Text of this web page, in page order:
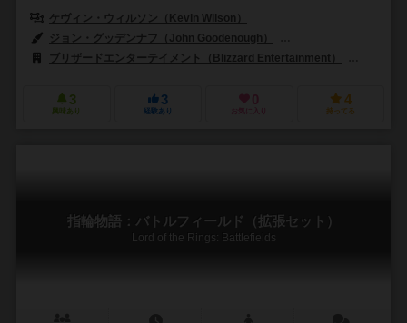
ケヴィン・ウィルソン（Kevin Wilson）
ジョン・グッデンナフ（John Goodenough）
ブリザードエンターテイメント（Blizzard Entertainment）
3
興味あり
3
経験あり
0
お気に入り
4
持ってる
指輪物語：バトルフィールド（拡張セット）
Lord of the Rings: Battlefields